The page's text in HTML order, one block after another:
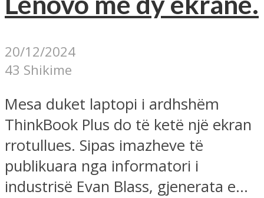
20/12/2024
43 Shikime
Mesa duket laptopi i ardhshëm
ThinkBook Plus do të ketë një ekran
rrotullues. Sipas imazheve të
publikuara nga informatori i
industrisë Evan Blass, gjenerata e...